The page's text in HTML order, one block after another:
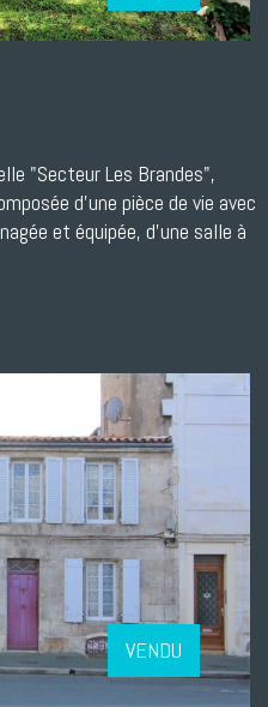
"Secteur Les Brandes",
d'une pièce de vie avec
et équipée, d'une salle à
VENDU